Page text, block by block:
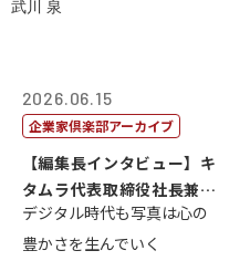
2026.06.15
企業家倶楽部アーカイブ
【編集長インタビュー】キ
タムラ代表取締役社長兼Ｃ
ＯＯ 武川 ...
デジタル時代も写真は心の
豊かさを生んでいく